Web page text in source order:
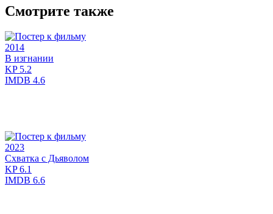
Смотрите также
2014
В изгнании
KP5.2
IMDB 4.6
2023
Схватка с Дьяволом
KP6.1
IMDB 6.6